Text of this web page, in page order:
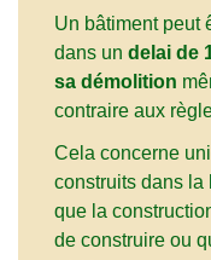
Un bâtiment peut
dans un delai de
sa démolition
contraire aux
Cela concerne
construits dans la
que la
de construire ou